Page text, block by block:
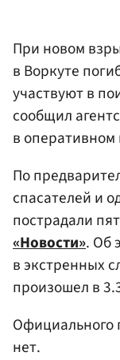
При новом
в Воркуте
участвуют в
сообщил
в оперативном
По
спасателей и
пострадали
«Новости». Об
в экстренных
произошел в
нет.